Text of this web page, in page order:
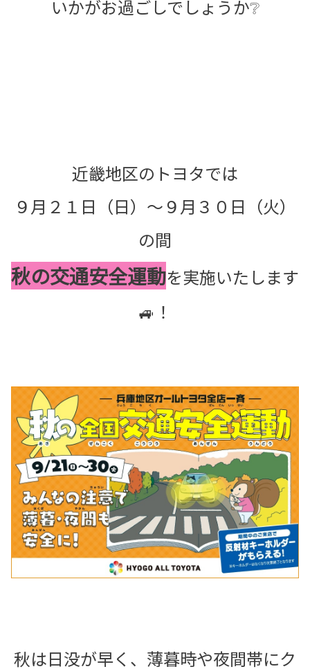
いかがお過ごしでしょうか❔
近畿地区のトヨタでは
９月２１日（日）～９月３０日（火）
の間
秋の交通安全運動を実施いたします
🚙！
秋は日没が早く、薄暮時や夜間帯にク